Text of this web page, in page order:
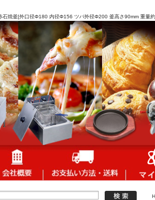
石焼釜[外口径Φ180 内径Φ156 ツバ外径Φ200 釜高さ90mm 重量